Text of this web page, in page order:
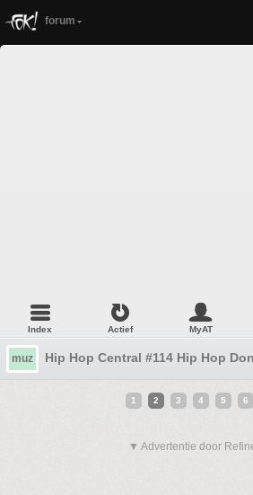
forum
Index Actief MyAT
muz Hip Hop Central #114 Hip Hop
1 2 3 4 5 6
▼ Advertentie door